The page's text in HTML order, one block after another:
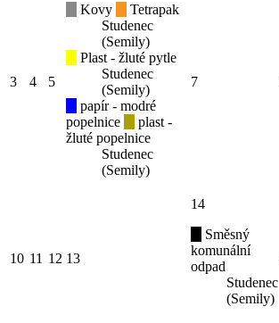
3 4 5
Kovy
Tetrapak
Studenec
(Semily)
Plast - žluté pytle
Studenec
(Semily)
papír - modré
popelnice
plast -
žluté popelnice
Studenec
(Semily)
7
10 11 12 13
14
Směsný
komunální
odpad
Studenec
(Semily)